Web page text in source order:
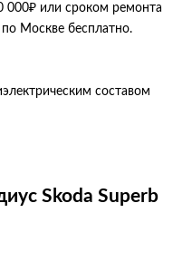
000₽ или сроком ремонта
Москве бесплатно.
составом
Skoda Superb